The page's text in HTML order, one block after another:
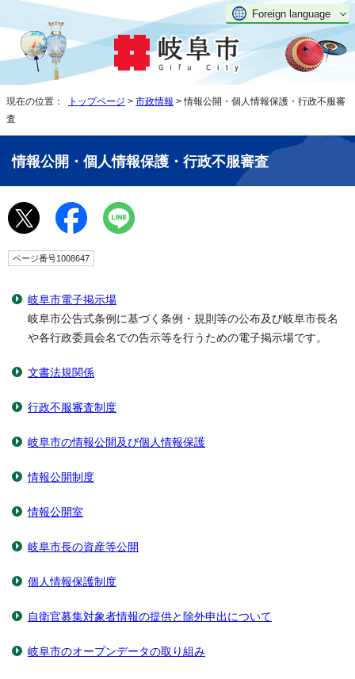
Foreign language
現在の位置： トップページ > 市政情報 > 情報公開・個人情報保護・行政不服審
査
情報公開・個人情報保護・行政不服審査
ページ番号1008647
岐阜市電子掲示場
岐阜市公告式条例に基づく条例・規則等の公布及び岐阜市長名
や各行政委員会名での告示等を行うための電子掲示場です。
文書法規関係
行政不服審査制度
岐阜市の情報公開及び個人情報保護
情報公開制度
情報公開室
岐阜市長の資産等公開
個人情報保護制度
自衛官募集対象者情報の提供と除外申出について
岐阜市のオープンデータの取り組み